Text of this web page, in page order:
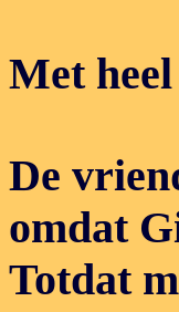
Met
De
omdat
Totdat